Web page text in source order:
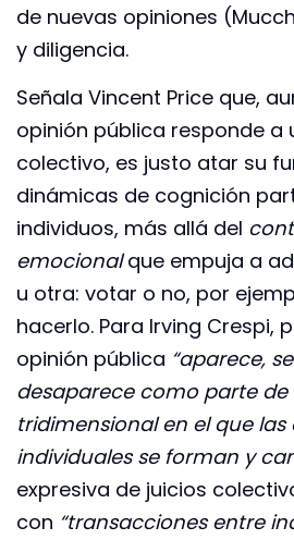
de nuevas opiniones
y diligencia.
Señala Vincent Price que,
opinión pública responde a
colectivo, es justo atar su
dinámicas de cognición
individuos, más allá del
emocionalque empuja a
u otra: votar o no, por
hacerlo. Para Irving Crespi,
opinión pública “aparece,
desaparece como parte
tridimensional en el que las
individuales se forman y
expresiva de juicios
con “transacciones entre